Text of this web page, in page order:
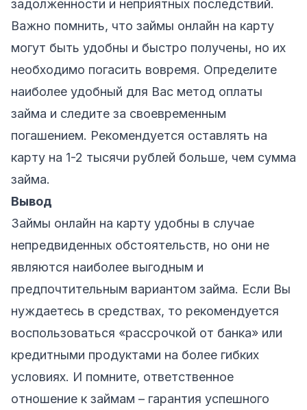
задолженности и неприятных последствий.
Важно помнить, что займы онлайн на карту
могут быть удобны и быстро получены, но их
необходимо погасить вовремя. Определите
наиболее удобный для Вас метод оплаты
займа и следите за своевременным
погашением. Рекомендуется оставлять на
карту на 1-2 тысячи рублей больше, чем сумма
займа.
Вывод
Займы онлайн на карту удобны в случае
непредвиденных обстоятельств, но они не
являются наиболее выгодным и
предпочтительным вариантом займа. Если Вы
нуждаетесь в средствах, то рекомендуется
воспользоваться «рассрочкой от банка» или
кредитными продуктами на более гибких
условиях. И помните, ответственное
отношение к займам – гарантия успешного